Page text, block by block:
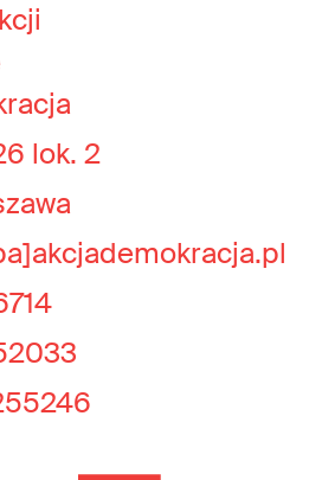
lok. 2